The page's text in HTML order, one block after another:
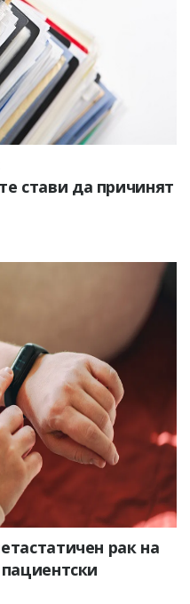
стави да причинят
рак на